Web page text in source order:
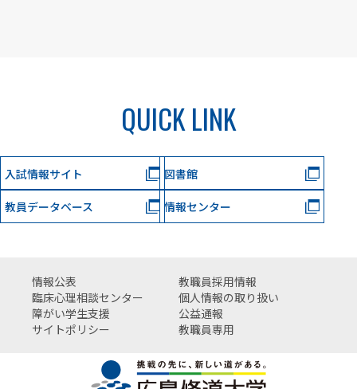
QUICK LINK
入試情報サイト 図書館
教員データベース 情報センター
情報公表
教職員採用情報
臨床心理相談センター
個人情報の取り扱い
障がい学生支援
公益通報
サイトポリシー
教職員専用